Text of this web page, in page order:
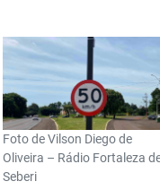
Foto de Vilson Diego de
Oliveira – Rádio Fortaleza
Seberi